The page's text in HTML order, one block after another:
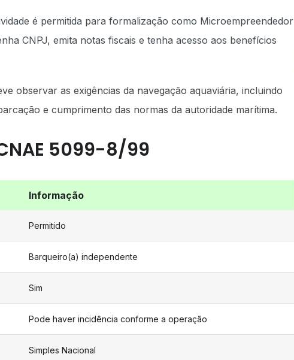
é permitida para formalização como Microempreendedor
CNPJ, emita notas fiscais e tenha acesso aos benefícios
observar as exigências da navegação aquaviária, incluindo
e cumprimento das normas da autoridade marítima.
5099-8/99
Informação
Permitido
Barqueiro(a) independente
Sim
Pode haver incidência conforme a operação
Simples Nacional